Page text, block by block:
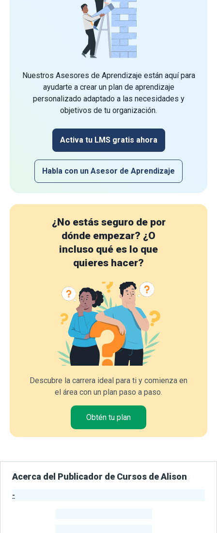
Nuestros Asesores de Aprendizaje están aquí para
ayudarte a crear un plan de aprendizaje
personalizado adaptado a las necesidades y
objetivos de tu organización.
Activa tu LMS gratis ahora
Habla con un Asesor de Aprendizaje
¿No estás seguro de por
dónde empezar? ¿O
incluso qué es lo que
quieres hacer?
Descubre la carrera ideal para ti y comienza en
el área con un plan paso a paso.
Obtén tu plan
Acerca del Publicador de Cursos de Alison
-